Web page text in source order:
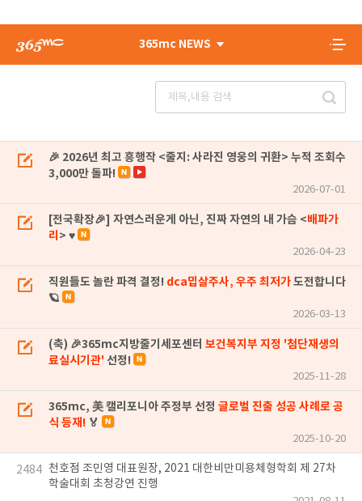
365mc NEWS
🎉 2026년 최고 흥행작 <줄지: 사라진 영웅의 귀환> 누적 조회수
3,000만 돌파!
2026-07-01
[전국확장🎉] 자연스러운게 아닌, 진짜 자연의 내 가슴 <배파가
리 > ♥
2026-04-23
직원들도 놀란 파격 결정! dca밉살주사, 우주 최저가도전합니다
🪐
2026-03-13
(축) 🎉365mc지방줄기세포센터 보건복지부 지정 '첨단재생의
료실시기관' 선정!
2025-11-28
365mc, 美 캘리포니아 주정부 선정 글로벌 진출 성공 사례로 공
식 등재! 🏅
2025-10-20
2484 천호점 조민영 대표원장, 2021 대한비만미용체형학회 제 27차
학술대회 초청강연 진행